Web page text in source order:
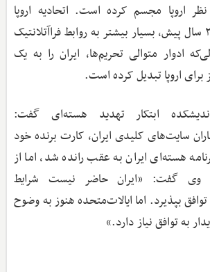
اروپا مجسم کرده است. اتحادیه اروپا
همچنین نسبت به ۲۰ سال پیش، بسیار بیشتر به روابط فراآتلانتیک
ادوار متوالی تحریم‌ها، ایران را به یک
اروپا تبدیل کرده است.
ابتکار تهدید هسته‌ای گفت:
سایت‌های کلیدی ایران، کارت برنده خود
هسته‌ای ایران به عقب رانده شد، اما از
وی گفت: «ایران حاضر نیست شرایط
توافق بپذیرد. اما ایالات‌متحده هنوز به وضوح
به توافق نیاز دارد.»